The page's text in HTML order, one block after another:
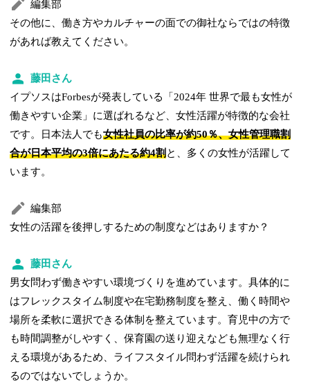
編集部
その他に、働き方やカルチャーの面での御社ならではの特徴
があれば教えてください。
藤田さん
イプソスはForbesが発表している「2024年 世界で最も女性が
働きやすい企業」に選ばれるなど、女性活躍が特徴的な会社
です。日本法人でも女性社員の比率が約50％、女性管理職割
合が日本平均の3倍にあたる約4割と、多くの女性が活躍して
います。
編集部
女性の活躍を後押しするための制度などはありますか？
藤田さん
男女問わず働きやすい環境づくりを進めています。具体的に
はフレックスタイム制度や在宅勤務制度を整え、働く時間や
場所を柔軟に選択できる体制を整えています。育児中の方で
も時間調整がしやすく、保育園の送り迎えなども無理なく行
える環境があるため、ライフスタイル問わず活躍を続けられ
るのではないでしょうか。